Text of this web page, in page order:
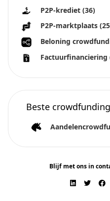
P2P-krediet (36)
P2P-marktplaats
Beloning
Factuurfinanciering
Beste crowdfunding
Blijf met ons in